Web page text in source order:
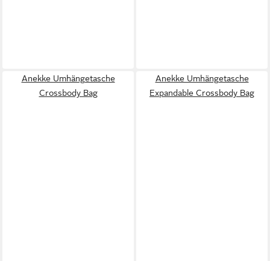
Anekke Umhängetasche
Crossbody Bag
Anekke Umhängetasche
Expandable Crossbody Bag